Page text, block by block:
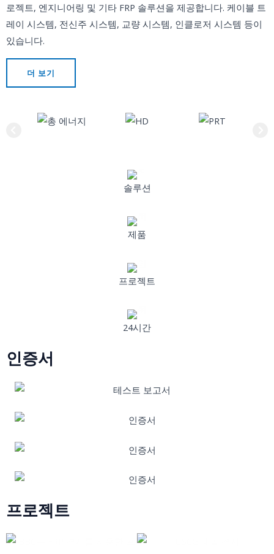
로젝트, 엔지니어링 및 기타 FRP 솔루션을 제공합니다. 케이블 트
레이 시스템, 전신주 시스템, 교량 시스템, 인클로저 시스템 등이
있습니다.
더 보기
솔루션
제품
프로젝트
24시간
인증서
프로젝트